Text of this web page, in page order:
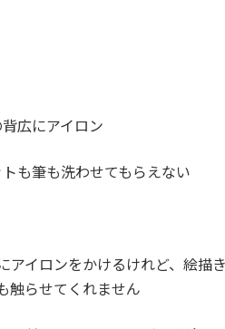
広にアイロン
も筆も洗わせてもらえない
アイロンをかけるけれど、絵
触らせてくれません